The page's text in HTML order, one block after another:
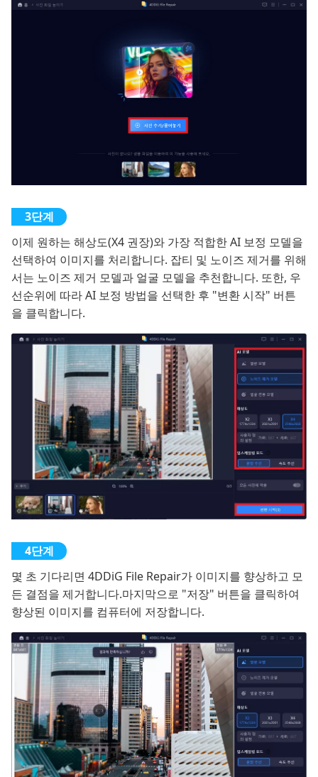
이제 원하는 해상도(X4 권장)와 가장 적합한 AI 보정 모델을
선택하여 이미지를 처리합니다. 잡티 및 노이즈 제거를 위해
서는 노이즈 제거 모델과 얼굴 모델을 추천합니다. 또한, 우
선순위에 따라 AI 보정 방법을 선택한 후 "변환 시작" 버튼
을 클릭합니다.
몇 초 기다리면 4DDiG File Repair가 이미지를 향상하고 모
든 결점을 제거합니다.마지막으로 "저장" 버튼을 클릭하여
향상된 이미지를 컴퓨터에 저장합니다.